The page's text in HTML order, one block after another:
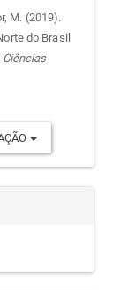
M. (2019).
do Brasil
Ciências